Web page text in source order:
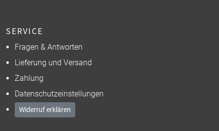
SERVICE
Fragen & Antworten
Lieferung und Versand
Zahlung
Datenschutzeinstellungen
Widerruf erklären